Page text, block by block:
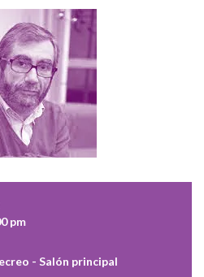
pm
- Salón principal